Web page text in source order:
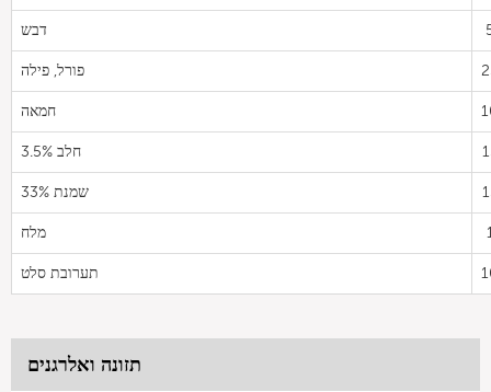
דבש
פורל, פילה
חמאה
חלב 3.5%
שמנת 33%
מלח
תערובת סלט
תזונה ואלרגנים